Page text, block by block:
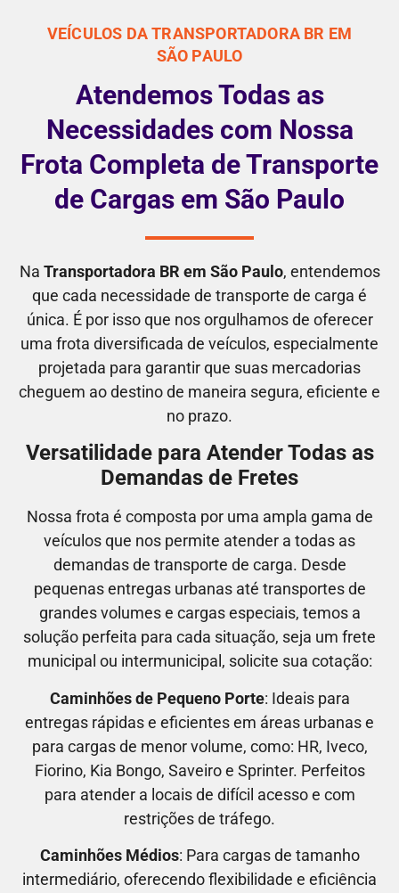
VEÍCULOS DA TRANSPORTADORA BR EM
SÃO PAULO
Atendemos Todas as
Necessidades com Nossa
Frota Completa de Transporte
de Cargas em São Paulo
Na Transportadora BR em São Paulo, entendemos
que cada necessidade de transporte de carga é
única. É por isso que nos orgulhamos de oferecer
uma frota diversificada de veículos, especialmente
projetada para garantir que suas mercadorias
cheguem ao destino de maneira segura, eficiente e
no prazo.
Versatilidade para Atender Todas as
Demandas de Fretes
Nossa frota é composta por uma ampla gama de
veículos que nos permite atender a todas as
demandas de transporte de carga. Desde
pequenas entregas urbanas até transportes de
grandes volumes e cargas especiais, temos a
solução perfeita para cada situação, seja um frete
municipal ou intermunicipal, solicite sua cotação:
Caminhões de Pequeno Porte: Ideais para
entregas rápidas e eficientes em áreas urbanas e
para cargas de menor volume, como: HR, Iveco,
Fiorino, Kia Bongo, Saveiro e Sprinter. Perfeitos
para atender a locais de difícil acesso e com
restrições de tráfego.
Caminhões Médios: Para cargas de tamanho
intermediário, oferecendo flexibilidade e eficiência